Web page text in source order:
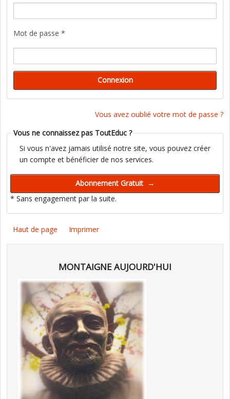
Mot de passe *
Vous avez oublié votre mot de passe ?
Vous ne connaissez pas ToutEduc ?
Si vous n'avez jamais utilisé notre site, vous pouvez créer
un compte et bénéficier de nos services.
* Sans engagement par la suite.
Haut de page Imprimer
MONTAIGNE AUJOURD'HUI